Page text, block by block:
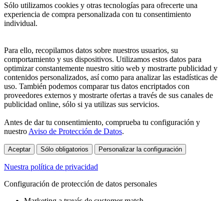
Sólo utilizamos cookies y otras tecnologías para ofrecerte una
experiencia de compra personalizada con tu consentimiento
individual.
Para ello, recopilamos datos sobre nuestros usuarios, su
comportamiento y sus dispositivos. Utilizamos estos datos para
optimizar constantemente nuestro sitio web y mostrarte publicidad y
contenidos personalizados, así como para analizar las estadísticas de
uso. También podemos comparar tus datos encriptados con
proveedores externos y mostrarte ofertas a través de sus canales de
publicidad online, sólo si ya utilizas sus servicios.
Antes de dar tu consentimiento, comprueba tu configuración y
nuestro Aviso de Protección de Datos.
Aceptar Sólo obligatorios Personalizar la configuración
Nuestra política de privacidad
Configuración de protección de datos personales